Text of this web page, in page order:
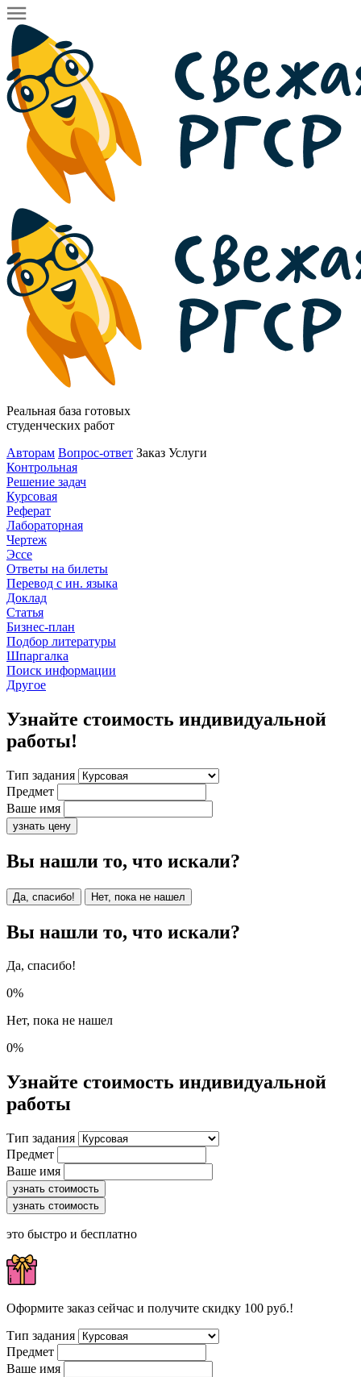
Реальная база готовых
студенческих работ
Авторам Вопрос-ответ Заказ Услуги
Контрольная
Решение задач
Курсовая
Реферат
Лабораторная
Чертеж
Эссе
Ответы на билеты
Перевод с ин. языка
Доклад
Статья
Бизнес-план
Подбор литературы
Шпаргалка
Поиск информации
Другое
Узнайте стоимость индивидуальной
работы!
Тип задания
Предмет
Ваше имя
узнать цену
Вы нашли то, что искали?
Да, спасибо! Нет, пока не нашел
Вы нашли то, что искали?
Да, спасибо!
0%
Нет, пока не нашел
0%
Узнайте стоимость индивидуальной
работы
Тип задания
Предмет
Ваше имя
узнать стоимость
узнать стоимость
это быстро и бесплатно
Оформите заказ сейчас и получите скидку 100 руб.!
Тип задания
Предмет
Ваше имя